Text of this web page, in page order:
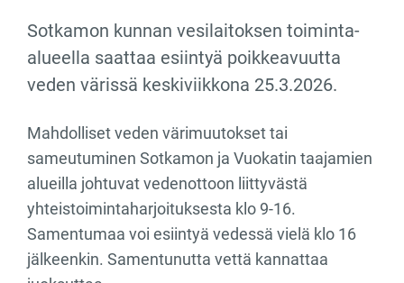
Sotkamon kunnan vesilaitoksen toiminta-
alueella saattaa esiintyä poikkeavuutta
veden värissä keskiviikkona 25.3.2026.
Mahdolliset veden värimuutokset tai
sameutuminen Sotkamon ja Vuokatin taajamien
alueilla johtuvat vedenottoon liittyvästä
yhteistoimintaharjoituksesta klo 9-16.
Samentumaa voi esiintyä vedessä vielä klo 16
jälkeenkin. Samentunutta vettä kannattaa